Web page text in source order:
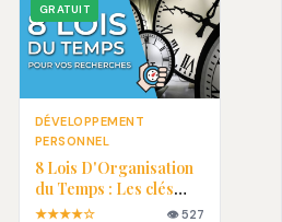
GRATUIT
DÉVELOPPEMENT
PERSONNEL
8 Lois D'Organisation
du Temps : Les clés
pour une vie plus
★★★★☆ 👁 527